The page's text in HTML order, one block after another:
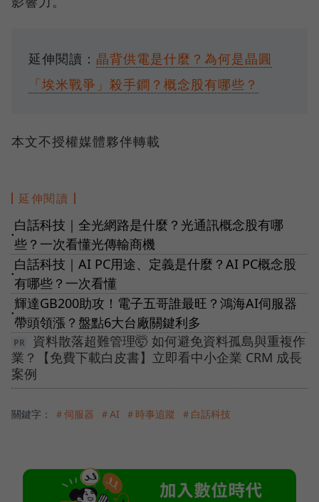
延伸閱讀： 晶背供電是什麼？為何是晶圓
「埃米戰爭」殺手鐧？概念股有哪些？
本文不授權媒體夥伴轉載
延伸閱讀
●
白話科技｜全光網路是什麼？光通訊概念股有哪
些？一次看懂光傳輸商機
●
白話科技｜AI PC用途、定義是什麼？AI PC概念股
有哪些？一次看懂
●
輝達GB200助攻！電子五哥誰最旺？鴻海AI伺服器
帶頭領漲？盤點6大台廠關鍵利多
資料散落超難管理🤯 如何避免資料孤島與重複作
業？【免費下載白皮書】立即看中小企業 CRM 成長
案例
關鍵字： ＃伺服器 ＃AI ＃時事追蹤 ＃白話科技